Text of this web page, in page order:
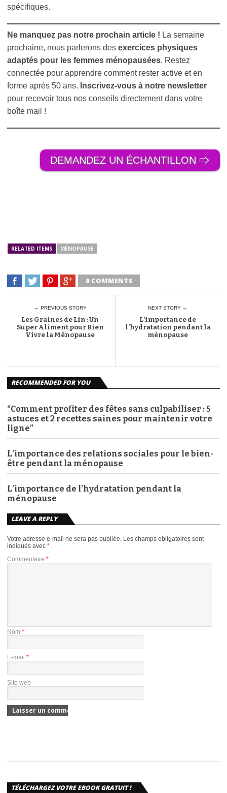
spécifiques.
Ne manquez pas notre prochain article ! La semaine
prochaine, nous parlerons des exercices physiques
adaptés pour les femmes ménopausées. Restez
connectée pour apprendre comment rester active et en
forme après 50 ans. Inscrivez-vous à notre newsletter
pour recevoir tous nos conseils directement dans votre
boîte mail !
DEMANDEZ UN ÉCHANTILLON 🢥
RELATED ITEMS MÉNOPAUSE
0 COMMENTS
← PREVIOUS STORY
Les Graines de Lin : Un
Super Aliment pour Bien
Vivre la Ménopause
NEXT STORY →
L’importance de
l’hydratation pendant la
ménopause
RECOMMENDED FOR YOU
“Comment profiter des fêtes sans culpabiliser : 5
astuces et 2 recettes saines pour maintenir votre
ligne”
L’importance des relations sociales pour le bien-
être pendant la ménopause
L’importance de l’hydratation pendant la
ménopause
LEAVE A REPLY
Votre adresse e-mail ne sera pas publiée. Les champs obligatoires sont
indiqués avec *
Commentaire *
Nom *
E-mail *
Site web
TÉLÉCHARGEZ VOTRE EBOOK GRATUIT !